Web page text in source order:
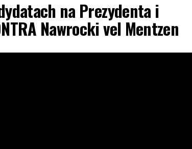
na Prezydenta i
Nawrocki vel Mentzen